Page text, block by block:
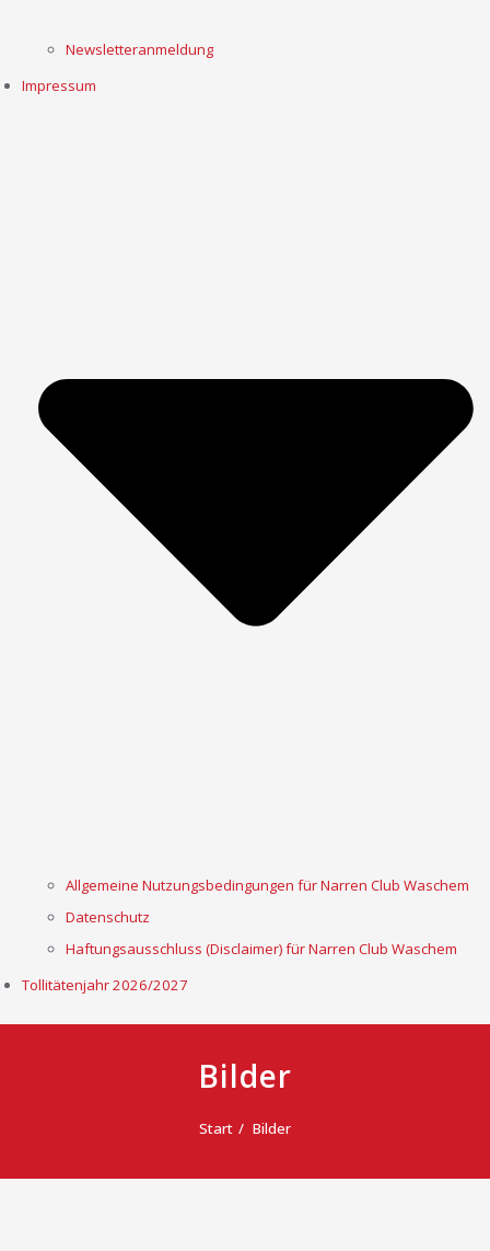
Newsletteranmeldung
Impressum
Allgemeine Nutzungsbedingungen für Narren Club Waschem
Datenschutz
Haftungsausschluss (Disclaimer) für Narren Club Waschem
Tollitätenjahr 2026/2027
Bilder
Start Bilder